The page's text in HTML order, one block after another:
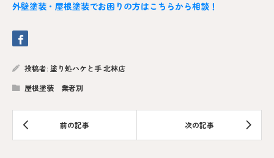
外壁塗装・屋根塗装でお困りの方はこちらから相談！
投稿者: 塗り処ハケと手 北林店
屋根塗装 業者別